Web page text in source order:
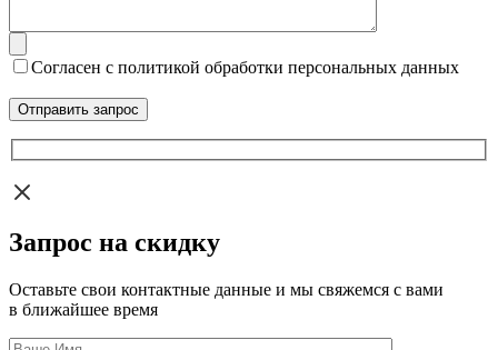
Согласен с политикой обработки персональных данных
Запрос на скидку
Оставьте свои контактные данные и мы свяжемся с вами
в ближайшее время